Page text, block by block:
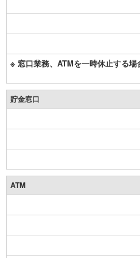
※ 窓口業務、ATMを一時休止する場
貯金窓口
ATM